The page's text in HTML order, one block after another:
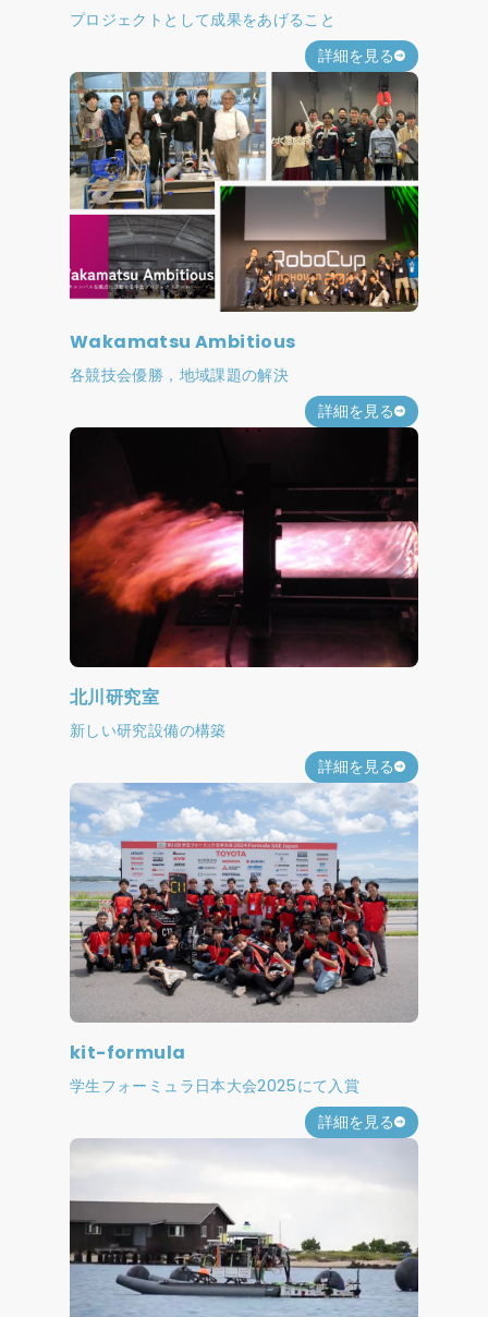
プロジェクトとして成果をあげること
詳細を見る
Wakamatsu Ambitious
各競技会優勝，地域課題の解決
詳細を見る
北川研究室
新しい研究設備の構築
詳細を見る
kit-formula
学生フォーミュラ日本大会2025にて入賞
詳細を見る